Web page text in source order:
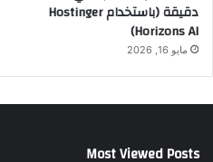
دقيقة (باستخدام Hostinger
Horizons AI)
مايو 16, 2026
Most Viewed Posts